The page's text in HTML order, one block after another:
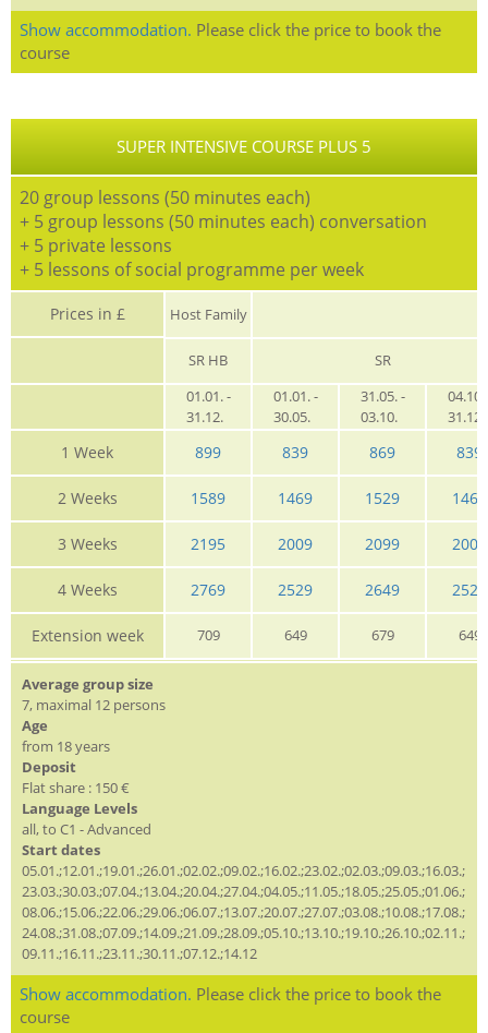
Show accommodation. Please click the price to book the
course
SUPER INTENSIVE COURSE PLUS 5
20 group lessons (50 minutes each)
+ 5 group lessons (50 minutes each) conversation
+ 5 private lessons
+ 5 lessons of social programme per week
Prices in £ Host Family
SR HB
SR
01.01. -
31.12.
01.01. -
30.05.
31.05. -
03.10.
04.10.
1 Week 899 839 869 839
2 Weeks 1589 1469 1529 1469
3 Weeks 2195 2009 2099 2009
4 Weeks 2769 2529 2649 2529
Extension week 709 649 679 649
Average group size
7, maximal 12 persons
Age
from 18 years
Deposit
Flat share : 150 €
Language Levels
all, to C1 - Advanced
Start dates
05.01.;12.01.;19.01.;26.01.;02.02.;09.02.;16.02.;23.02.;02.03.;09.03.;16.03.;
23.03.;30.03.;07.04.;13.04.;20.04.;27.04.;04.05.;11.05.;18.05.;25.05.;01.06.;
08.06.;15.06.;22.06.;29.06.;06.07.;13.07.;20.07.;27.07.;03.08.;10.08.;17.08.;
24.08.;31.08.;07.09.;14.09.;21.09.;28.09.;05.10.;13.10.;19.10.;26.10.;02.11.;
09.11.;16.11.;23.11.;30.11.;07.12.;14.12
Show accommodation. Please click the price to book the
course